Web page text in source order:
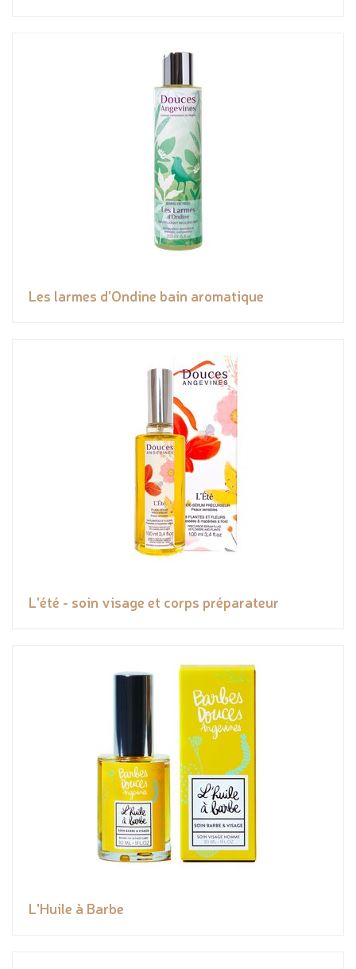
Les larmes d'Ondine bain aromatique
L'été - soin visage et corps préparateur
L'Huile à Barbe